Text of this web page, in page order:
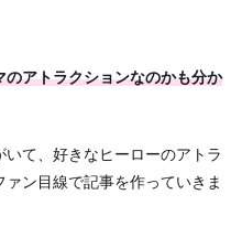
アトラクションなのかも分か
て、好きなヒーローのアトラ
ン目線で記事を作っていきま